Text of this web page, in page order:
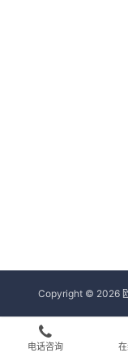
Copyright © 2026
电话咨询